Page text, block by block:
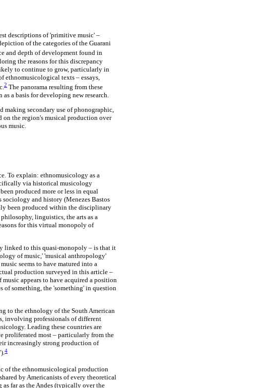
descriptions of 'primitive music' –
of the categories of the Guarani
and depth of development found in
the reasons for this discrepancy
to continue to grow, particularly in
ethnomusicological texts – essays,
2 The panorama resulting from these
a basis for developing new research.
secondary use of phonographic,
on the region's musical production over
music.
To explain: ethnomusicology as a
via historical musicology
produced more or less in equal
sociology and history (Menezes Bastos
been produced within the disciplinary
linguistics, the arts as a
for this virtual monopoly of
linked to this quasi-monopoly – is that it
of music,' 'musical anthropology'
seems to have matured into a
production surveyed in this article –
appears to have acquired a position
something, the 'something' in question
to the ethnology of the South American
involving professionals of different
Leading these countries are
proliferated most – particularly from the
increasingly strong production of
4
of the ethnomusicological production
by Americanists of every theoretical
far as the Andes (typically over the